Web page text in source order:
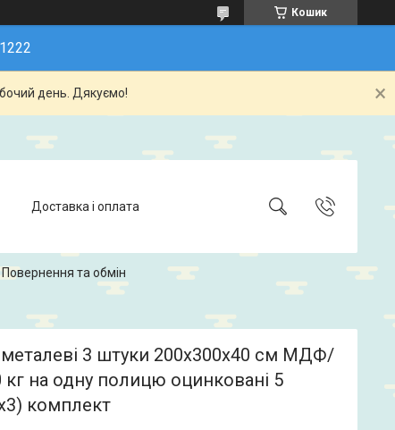
Кошик
день. Дякуємо!
Доставка і оплата
Повернення та обмін
металеві 3 штуки 200х300х40 см МДФ/
на одну полицю оцинковані 5
комплект